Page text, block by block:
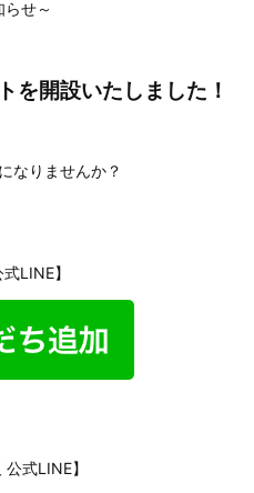
らせ～
を開設いたしました！
なりませんか？
式LINE】
公式LINE】